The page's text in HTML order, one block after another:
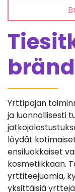
Yrttipajan
ja luonnollisesti
löydät
ensiluokkaiset
kosmetiikkaan.
yrttiteejuomia,
yksittäisiä